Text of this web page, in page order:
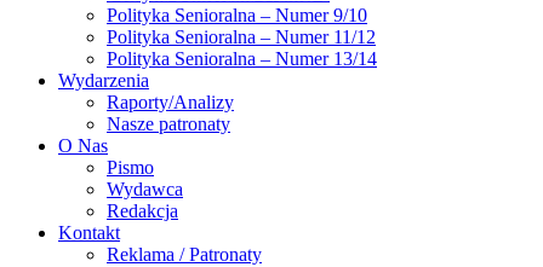
Polityka Senioralna – Numer 9/10
Polityka Senioralna – Numer 11/12
Polityka Senioralna – Numer 13/14
Wydarzenia
Raporty/Analizy
Nasze patronaty
O Nas
Pismo
Wydawca
Redakcja
Kontakt
Reklama / Patronaty